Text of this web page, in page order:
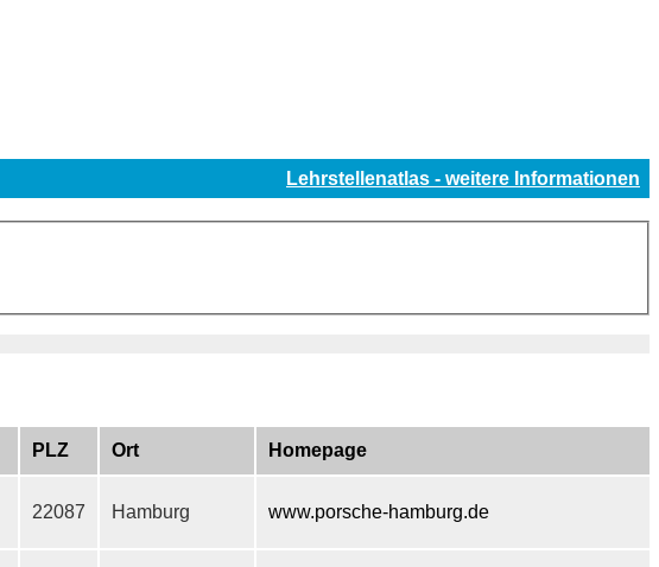
Lehrstellenatlas - weitere Informationen
PLZ Ort Homepage
22087 Hamburg www.porsche-hamburg.de